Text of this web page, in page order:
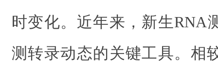
时变化。近年来，新生RNA
测转录动态的关键工具。相